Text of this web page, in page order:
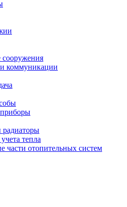
сооружения
коммуникации
радиаторы
тепла
части отопительных систем